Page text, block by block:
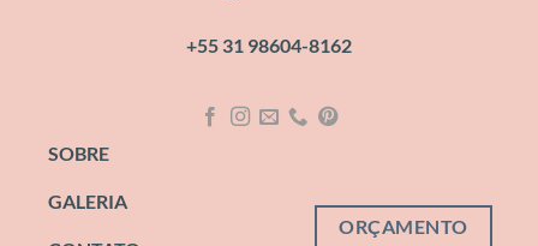
+55 31 98604-8162
SOBRE
GALERIA
ORÇAMENTO